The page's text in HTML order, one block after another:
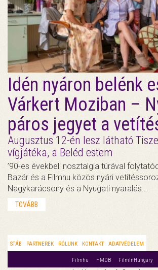
Idén nyáron belénk
Várkert Moziban –
páros jegyet a
Augusztus 12-én lesz látható
vígjátéka, a Beléd estem
’90-es évekbeli nosztalgia túrával
Bazár és a Filmhu közös nyári
Nagykarácsony és a Nyugati nyaralás…
TOVÁBB
STÁB PARTNEREK RÓLUNK KONTAKT ADATVÉDELEM
Filmhu HMDB FilmInHungary